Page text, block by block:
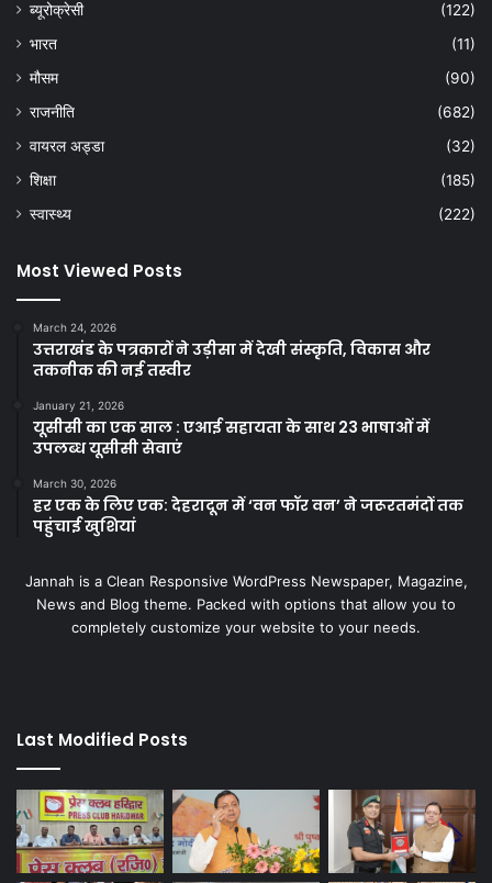
ब्यूरोक्रेसी
(122)
भारत
(11)
मौसम
(90)
राजनीति
(682)
वायरल अड्डा
(32)
शिक्षा
(185)
स्वास्थ्य
(222)
Most Viewed Posts
March 24, 2026
उत्तराखंड के पत्रकारों ने उड़ीसा में देखी संस्कृति, विकास और
तकनीक की नई तस्वीर
January 21, 2026
यूसीसी का एक साल : एआई सहायता के साथ 23 भाषाओं में
उपलब्ध यूसीसी सेवाएं
March 30, 2026
हर एक के लिए एक: देहरादून में ‘वन फॉर वन’ ने जरूरतमंदों तक
पहुंचाई खुशियां
Jannah is a Clean Responsive WordPress Newspaper, Magazine,
News and Blog theme. Packed with options that allow you to
completely customize your website to your needs.
Last Modified Posts